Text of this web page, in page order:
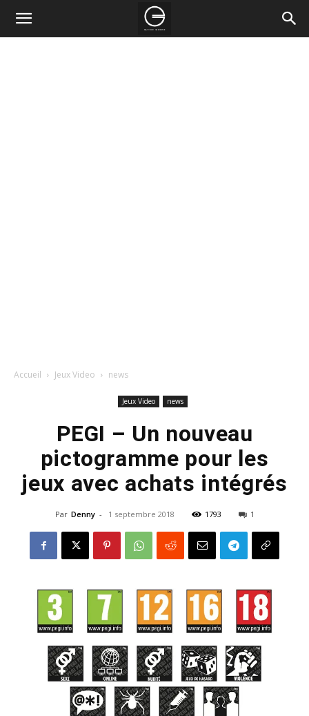
Accueil Jeux Video news
Jeux Video news
PEGI – Un nouveau
pictogramme pour les
jeux avec achats intégrés
Par Denny - 1 septembre 2018 1793 1